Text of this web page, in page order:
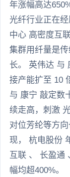
年涨幅高达
光纤行业正在
中心 高密度互
集群用纤量是
长。 英伟达 与
接产能扩至 10
与 康宁 敲定数
续走高，刺激
对位芳纶等方
现， 杭电股份
互联 、 长盈通
幅均超400%。